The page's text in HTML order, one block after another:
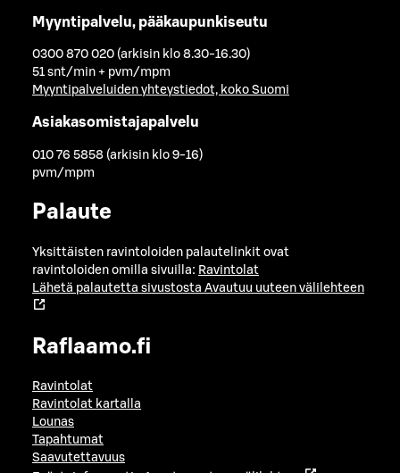
Myyntipalvelu, pääkaupunkiseutu
0300 870 020 (arkisin klo 8.30-16.30)
51 snt/min + pvm/mpm
Myyntipalveluiden yhteystiedot, koko Suomi
Asiakasomistajapalvelu
010 76 5858 (arkisin klo 9-16)
pvm/mpm
Palaute
Yksittäisten ravintoloiden palautelinkit ovat
ravintoloiden omilla sivuilla: Ravintolat
Lähetä palautetta sivustosta Avautuu uuteen välilehteen
Raflaamo.fi
Ravintolat
Ravintolat kartalla
Lounas
Tapahtumat
Saavutettavuus